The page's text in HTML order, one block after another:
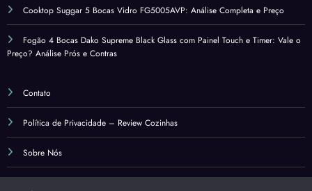
Cooktop Suggar 5 Bocas Vidro FG5005AVP: Análise Completa e Preço
Fogão 4 Bocas Dako Supreme Black Glass com Painel Touch e Timer: Vale o
Preço? Análise Prós e Contras
Contato
Política de Privacidade – Review Cozinhas
Sobre Nós